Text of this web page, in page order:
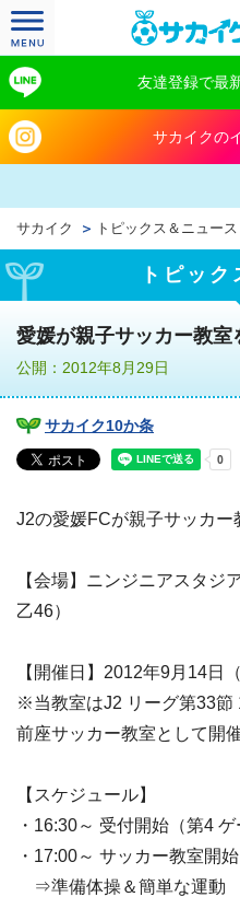
友達登録で最
サカイクの
サカイク トピックス＆ニュース
トピッ
愛媛が親子サッカー教室
公開：2012年8月29日
サカイク10か条
J2の愛媛FCが親子サッカー
【会場】ニンジニアスタジ
乙46）
【開催日】2012年9月14日（
※当教室はJ2 リーグ第33節
前座サッカー教室として開
【スケジュール】
・16:30～ 受付開始（第4 ゲ
・17:00～ サッカー教室開始
⇒準備体操＆簡単な運動